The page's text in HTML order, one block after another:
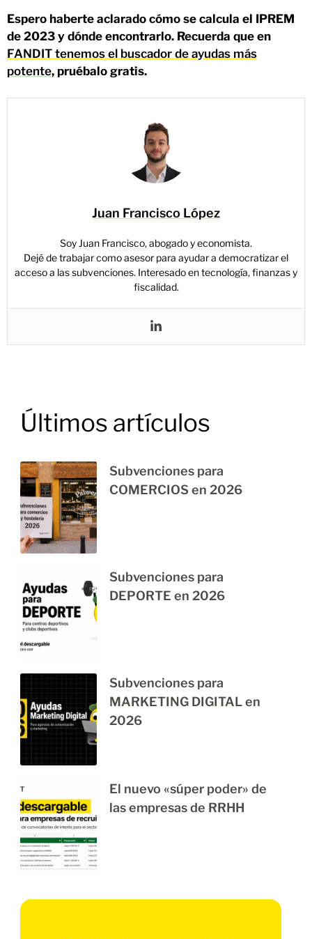
Espero haberte aclarado cómo se calcula el IPREM
de 2023 y dónde encontrarlo. Recuerda que en
FANDIT tenemos el buscador de ayudas más
potente, pruébalo gratis.
Juan Francisco López
Soy Juan Francisco, abogado y economista.
Dejé de trabajar como asesor para ayudar a democratizar el
acceso a las subvenciones. Interesado en tecnología, finanzas y
fiscalidad.
Últimos artículos
Subvenciones para
COMERCIOS en 2026
Subvenciones para
DEPORTE en 2026
Subvenciones para
MARKETING DIGITAL en
2026
El nuevo «súper poder» de
las empresas de RRHH